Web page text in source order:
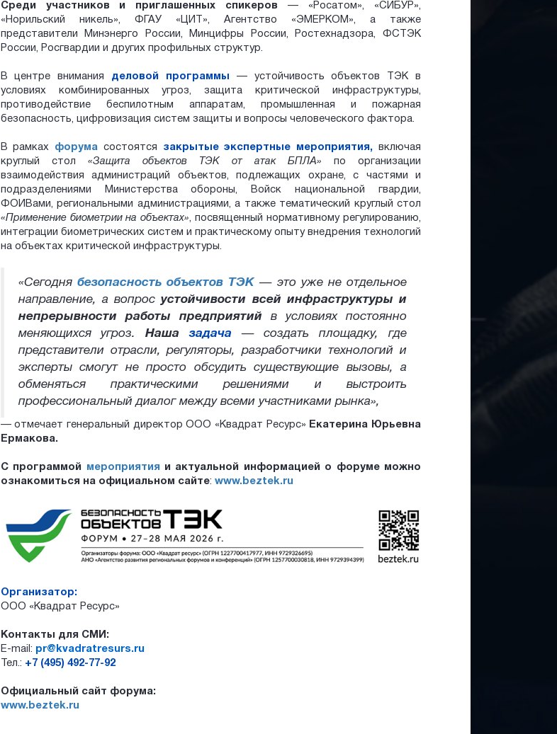
Среди участников и приглашенных спикеров— «Росатом», «СИБУР»,
«Норильский никель», ФГАУ «ЦИТ», Агентство «ЭМЕРКОМ», а также
представители Минэнерго России, Минцифры России, Ростехнадзора, ФСТЭК
России, Росгвардии и других профильных структур.
В центре внимания деловой программы — устойчивость объектов ТЭК в
условиях комбинированных угроз, защита критической инфраструктуры,
противодействие беспилотным аппаратам, промышленная и пожарная
безопасность, цифровизация систем защиты и вопросы человеческого фактора.
В рамках форума состоятся закрытые экспертные мероприятия, включая
круглый стол «Защита объектов ТЭК от атак БПЛА» по организации
взаимодействия администраций объектов, подлежащих охране, с частями и
подразделениями Министерства обороны, Войск национальной гвардии,
ФОИВами, региональными администрациями, а также тематический круглый стол
«Применение биометрии на объектах», посвященный нормативному регулированию,
интеграции биометрических систем и практическому опыту внедрения технологий
на объектах критической инфраструктуры.
«Сегодня безопасность объектов ТЭК— это уже не отдельное
направление, а вопрос устойчивости всей инфраструктуры и
непрерывности работы предприятийв условиях постоянно
меняющихся угроз.Нашазадача
— создать площадку, где
представители отрасли, регуляторы, разработчики технологий и
эксперты смогут не просто обсудить существующие вызовы, а
обменяться практическими решениями и выстроить
профессиональный диалог между всеми участниками рынка»,
— отмечает генеральный директор ООО «Квадрат Ресурс» Екатерина Юрьевна
Ермакова.
С программой мероприятия и актуальной информацией о форуме можно
ознакомиться на официальном сайте: www.beztek.ru
Организатор:
ООО «Квадрат Ресурс»
Контакты для СМИ:
E-mail: pr@kvadratresurs.ru
Тел.: +7 (495) 492-77-92
Официальный сайт форума:
www.beztek.ru